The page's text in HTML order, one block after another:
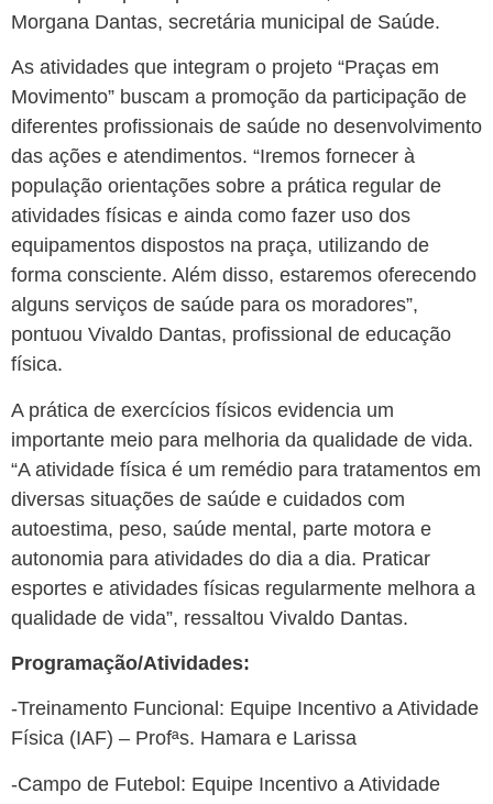
Morgana Dantas, secretária municipal de Saúde.
As atividades que integram o projeto “Praças em
Movimento” buscam a promoção da participação de
diferentes profissionais de saúde no desenvolvimento
das ações e atendimentos. “Iremos fornecer à
população orientações sobre a prática regular de
atividades físicas e ainda como fazer uso dos
equipamentos dispostos na praça, utilizando de
forma consciente. Além disso, estaremos oferecendo
alguns serviços de saúde para os moradores”,
pontuou Vivaldo Dantas, profissional de educação
física.
A prática de exercícios físicos evidencia um
importante meio para melhoria da qualidade de vida.
“A atividade física é um remédio para tratamentos em
diversas situações de saúde e cuidados com
autoestima, peso, saúde mental, parte motora e
autonomia para atividades do dia a dia. Praticar
esportes e atividades físicas regularmente melhora a
qualidade de vida”, ressaltou Vivaldo Dantas.
Programação/Atividades:
-Treinamento Funcional: Equipe Incentivo a Atividade
Física (IAF) – Profªs. Hamara e Larissa
-Campo de Futebol: Equipe Incentivo a Atividade